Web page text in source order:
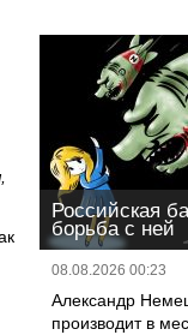
Российская
борьба с ней
08.08.2026 00:23
Александр
производит в